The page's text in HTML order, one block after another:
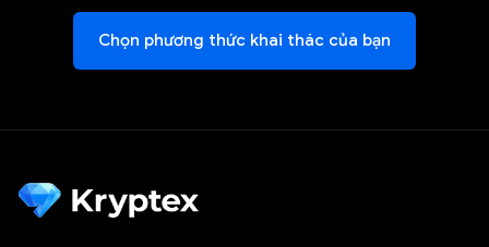
Chọn phương thức khai thác của bạn